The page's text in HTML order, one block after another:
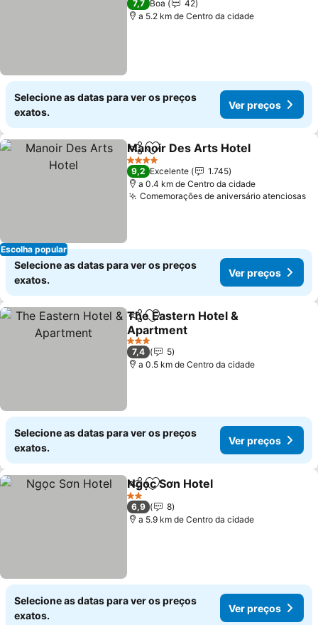
7,7 Boa
42
a 5.2 km de Centro da cidade
Selecione as datas para ver os preços
exatos.
Ver preços
Escolha popular
PartilharAdicionar aos favoritos
Manoir Des Arts Hotel
4 Estrelas
9,2 Excelente
1.745
a 0.4 km de Centro da cidade
Comemorações de aniversário atenciosas
Selecione as datas para ver os preços
exatos.
Ver preços
PartilharAdicionar aos favoritos
The Eastern Hotel &
Apartment
Ver preços
3 Estrelas
7,4
5
a 0.5 km de Centro da cidade
Selecione as datas para ver os preços
exatos.
Ver preços
PartilharAdicionar aos favoritos
Ngọc Sơn Hotel
2 Estrelas
6,9
8
a 5.9 km de Centro da cidade
Selecione as datas para ver os preços
exatos.
Ver preços